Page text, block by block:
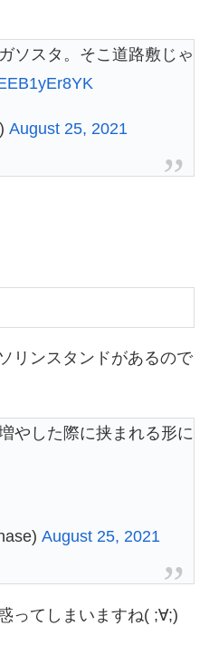
ソスタ。そこ道路敷じゃ
August 25, 2021
リンスタンドがあるので
やした際に挟まれる形に
August 25, 2021
ってしまいますね( ;∀;)